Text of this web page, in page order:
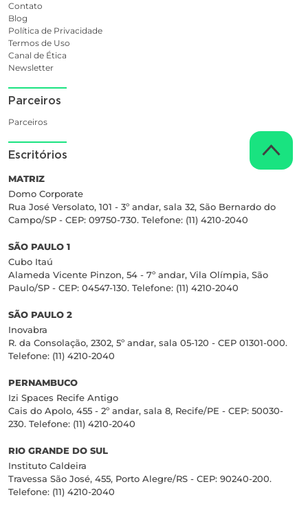
Contato
Blog
Política de Privacidade
Termos de Uso
Canal de Ética
Newsletter
Parceiros
Parceiros
Escritórios
MATRIZ
Domo Corporate
Rua José Versolato, 101 - 3º andar, sala 32, São Bernardo do
Campo/SP - CEP: 09750-730. Telefone: (11) 4210-2040
SÃO PAULO 1
Cubo Itaú
Alameda Vicente Pinzon, 54 - 7º andar, Vila Olímpia, São
Paulo/SP - CEP: 04547-130. Telefone: (11) 4210-2040
SÃO PAULO 2
Inovabra
R. da Consolação, 2302, 5º andar, sala 05-120 - CEP 01301-000.
Telefone: (11) 4210-2040
PERNAMBUCO
Izi Spaces Recife Antigo
Cais do Apolo, 455 - 2º andar, sala 8, Recife/PE - CEP: 50030-
230. Telefone: (11) 4210-2040
RIO GRANDE DO SUL
Instituto Caldeira
Travessa São José, 455, Porto Alegre/RS - CEP: 90240-200.
Telefone: (11) 4210-2040